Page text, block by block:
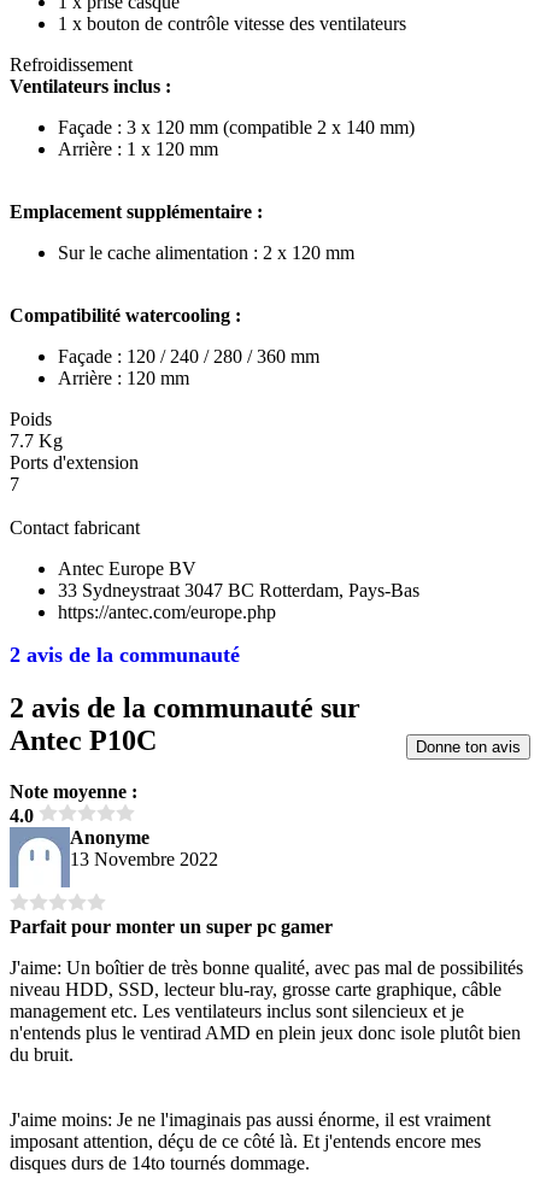
2 avis de la communauté
1 x bouton de contrôle vitesse des ventilateurs
Refroidissement
Ventilateurs inclus :
Façade : 3 x 120 mm (compatible 2 x 140 mm)
Arrière : 1 x 120 mm
Emplacement supplémentaire :
Sur le cache alimentation : 2 x 120 mm
Compatibilité watercooling :
Façade : 120 / 240 / 280 / 360 mm
Arrière : 120 mm
Poids
7.7 Kg
Ports d'extension
7
Contact fabricant
Antec Europe BV
33 Sydneystraat 3047 BC Rotterdam, Pays-Bas
https://antec.com/europe.php
2 avis de la communauté sur
Antec P10C
Note moyenne :
4.0
Donne ton avis
Anonyme
13 Novembre 2022
Parfait pour monter un super pc gamer
J'aime: Un boîtier de très bonne qualité, avec pas mal de possibilités
niveau HDD, SSD, lecteur blu-ray, grosse carte graphique, câble
management etc. Les ventilateurs inclus sont silencieux et je
n'entends plus le ventirad AMD en plein jeux donc isole plutôt bien
du bruit.
J'aime moins: Je ne l'imaginais pas aussi énorme, il est vraiment
imposant attention, déçu de ce côté là. Et j'entends encore mes
disques durs de 14to tournés dommage.